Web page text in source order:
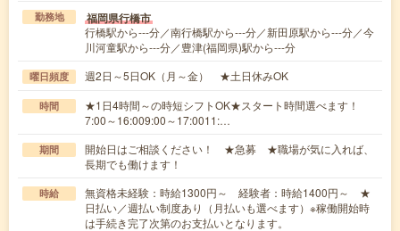
勤務地 福岡県行橋市
行橋駅から---分／南行橋駅から---分／新田原駅から---分／今
川河童駅から---分／豊津(福岡県)駅から---分
曜日頻度 週2日～5日OK（月～金） ★土日休みOK
時間
★1日4時間～の時短シフトOK★スタート時間選べます！
7:00～16:009:00～17:0011:…
期間
開始日はご相談ください！ ★急募 ★職場が気に入れば、
長期でも働けます！
時給
無資格未経験：時給1300円～ 経験者：時給1400円～ ★
日払い／週払い制度あり（月払いも選べます）※稼働開始時
は手続き完了次第のお支払いとなります。